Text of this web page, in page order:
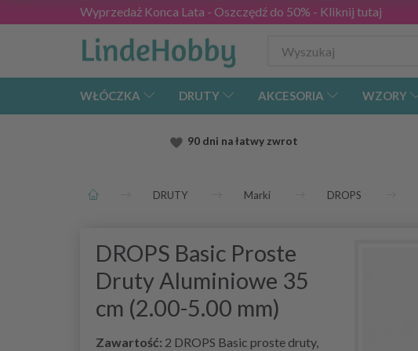
Wyprzedaż Konca Lata - Oszczędź do 50% - Kliknij tutaj
WŁÓCZKA DRUTY AKCESORIA WZORY
90 dni na łatwy zwrot
DRUTY Marki DROPS
DROPS Basic Proste
Druty Aluminiowe 35
cm (2.00-5.00 mm)
Zawartość: 2 DROPS Basic proste druty,